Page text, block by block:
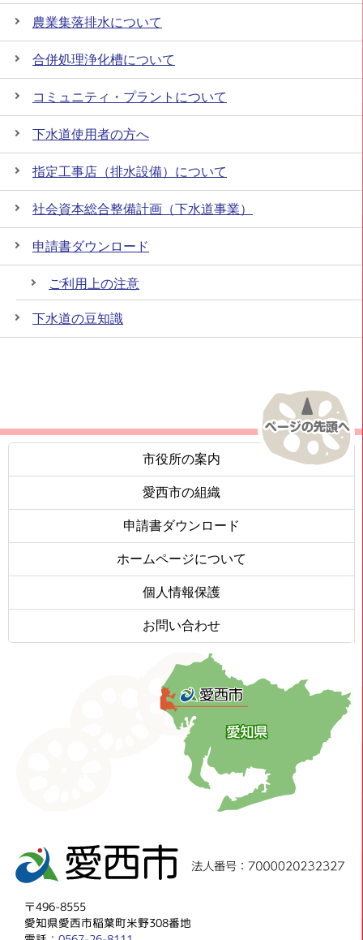
農業集落排水について
合併処理浄化槽について
コミュニティ・プラントについて
下水道使用者の方へ
指定工事店（排水設備）について
社会資本総合整備計画（下水道事業）
申請書ダウンロード
ご利用上の注意
下水道の豆知識
市役所の案内
愛西市の組織
申請書ダウンロード
ホームページについて
個人情報保護
お問い合わせ
〒496-8555
愛知県愛西市稲葉町米野308番地